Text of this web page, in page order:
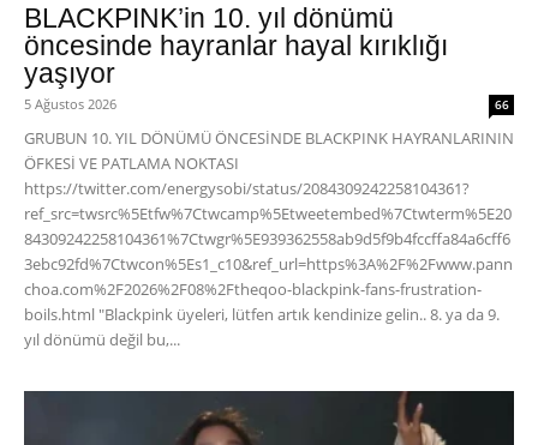
BLACKPINK’in 10. yıl dönümü
öncesinde hayranlar hayal kırıklığı
yaşıyor
5 Ağustos 2026 66
GRUBUN 10. YIL DÖNÜMÜ ÖNCESİNDE BLACKPINK HAYRANLARININ
ÖFKESİ VE PATLAMA NOKTASI
https://twitter.com/energysobi/status/2084309242258104361?
ref_src=twsrc%5Etfw%7Ctwcamp%5Etweetembed%7Ctwterm%5E20
84309242258104361%7Ctwgr%5E939362558ab9d5f9b4fccffa84a6cff6
3ebc92fd%7Ctwcon%5Es1_c10&ref_url=https%3A%2F%2Fwww.pann
choa.com%2F2026%2F08%2Ftheqoo-blackpink-fans-frustration-
boils.html "Blackpink üyeleri, lütfen artık kendinize gelin.. 8. ya da 9.
yıl dönümü değil bu,...